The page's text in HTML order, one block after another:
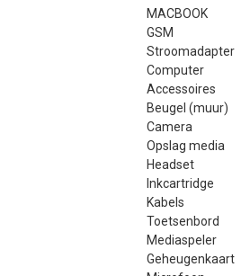
MACBOOK
GSM
Stroomadapter
Computer
Accessoires
Beugel (muur)
Camera
Opslag media
Headset
Inkcartridge
Kabels
Toetsenbord
Mediaspeler
Geheugenkaart